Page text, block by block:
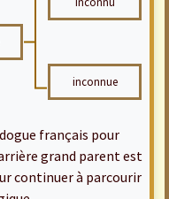
inconnue
français pour
grand parent est
continuer à parcourir